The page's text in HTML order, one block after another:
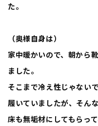
た。
（奥様自身は）
家中暖かいので、朝から
ました。
そこまで冷え性じゃない
履いていましたが、そん
床も無垢材にしてもらっ